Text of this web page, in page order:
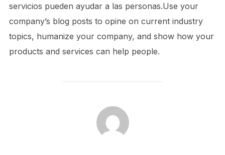
servicios pueden ayudar a las personas.Use your
company’s blog posts to opine on current industry
topics, humanize your company, and show how your
products and services can help people.
POST AUTHOR